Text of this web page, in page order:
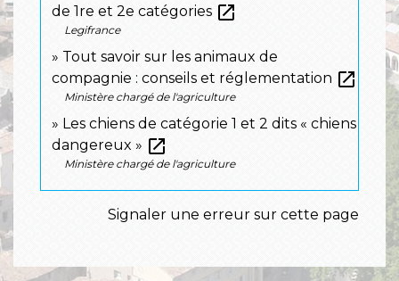
de 1re et 2e catégories open_in_new
Legifrance
Tout savoir sur les animaux de
compagnie : conseils et réglementation open_in_new
Ministère chargé de l'agriculture
Les chiens de catégorie 1 et 2 dits « chiens
dangereux » open_in_new
Ministère chargé de l'agriculture
Signaler une erreur sur cette page